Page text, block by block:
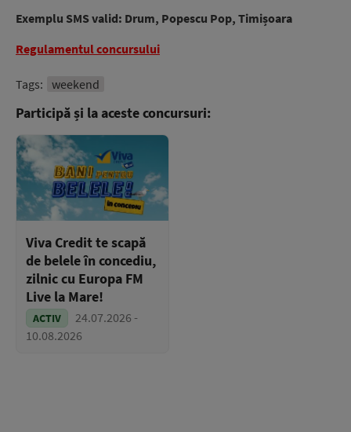
Exemplu SMS valid: Drum, Popescu Pop, Timișoara
Regulamentul concursului
Tags: weekend
Participă și la aceste concursuri:
Viva Credit te scapă
de belele în concediu,
zilnic cu Europa FM
Live la Mare!
ACTIV
24.07.2026 -
10.08.2026